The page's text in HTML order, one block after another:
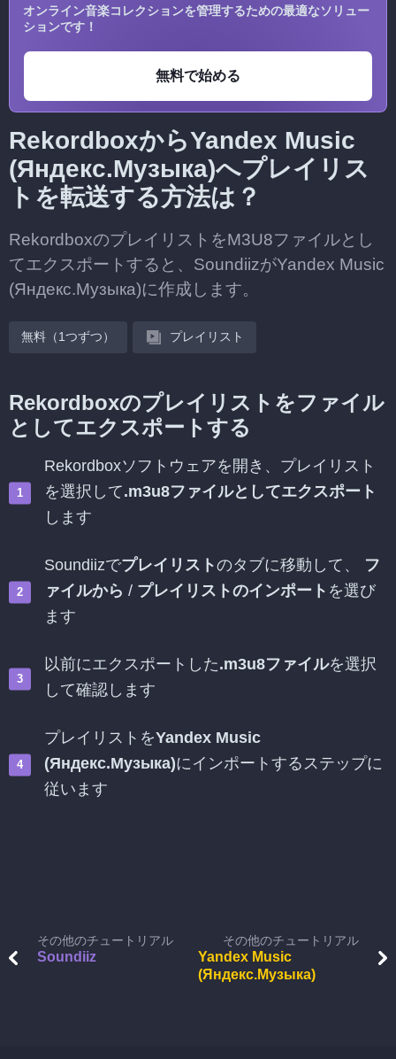
オンライン音楽コレクションを管理するための最適なソリュー
ションです！
無料で始める
RekordboxからYandex Music
(Яндекс.Музыка)へプレイリス
トを転送する方法は？
RekordboxのプレイリストをM3U8ファイルとし
てエクスポートすると、SoundiizがYandex Music
(Яндекс.Музыка)に作成します。
無料（1つずつ） プレイリスト
Rekordboxのプレイリストをファイル
としてエクスポートする
Rekordboxソフトウェアを開き、プレイリスト
を選択して.m3u8ファイルとしてエクスポート
します
Soundiizでプレイリストのタブに移動して、 フ
ァイルから / プレイリストのインポート を選び
ます
以前にエクスポートした.m3u8ファイルを選択
して確認します
プレイリストをYandex Music
(Яндекс.Музыка)にインポートするステップに
従います
その他のチュートリアル
Soundiiz
その他のチュートリアル
Yandex Music
(Яндекс.Музыка)